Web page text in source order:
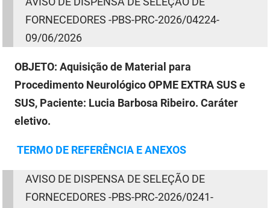
FORNECEDORES -PBS-PRC-2026/04224-
09/06/2026
OBJETO: Aquisição de Material para
Procedimento Neurológico OPME EXTRA SUS e
SUS, Paciente: Lucia Barbosa Ribeiro. Caráter
eletivo.
TERMO DE REFERÊNCIA E ANEXOS
AVISO DE DISPENSA DESELEÇÃO DE
FORNECEDORES -PBS-PRC-2026/0241-